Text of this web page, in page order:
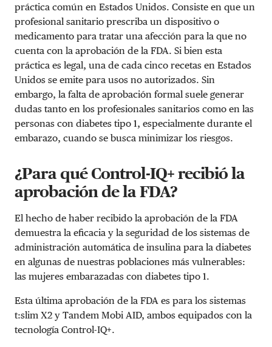
práctica común en Estados Unidos. Consiste en que un
profesional sanitario prescriba un dispositivo o
medicamento para tratar una afección para la que no
cuenta con la aprobación de la FDA. Si bien esta
práctica es legal, una de cada cinco recetas en Estados
Unidos se emite para usos no autorizados. Sin
embargo, la falta de aprobación formal suele generar
dudas tanto en los profesionales sanitarios como en las
personas con diabetes tipo 1, especialmente durante el
embarazo, cuando se busca minimizar los riesgos.
¿Para qué Control-IQ+ recibió la
aprobación de la FDA?
El hecho de haber recibido la aprobación de la FDA
demuestra la eficacia y la seguridad de los sistemas de
administración automática de insulina para la diabetes
en algunas de nuestras poblaciones más vulnerables:
las mujeres embarazadas con diabetes tipo 1.
Esta última aprobación de la FDA es para los sistemas
t:slim X2 y Tandem Mobi AID, ambos equipados con la
tecnología Control-IQ+.